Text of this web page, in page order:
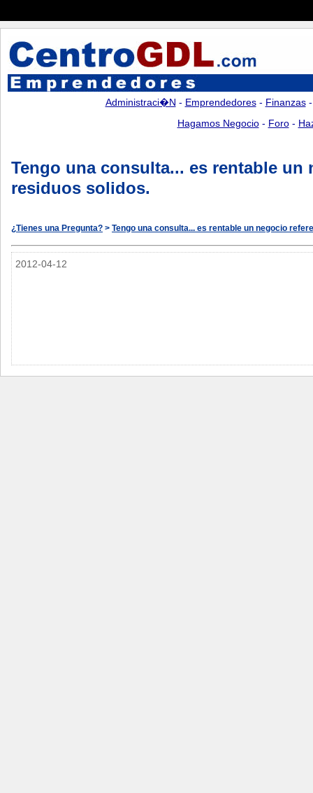
Administraci�n - Emprendedores- Finanzas
Hagamos Negocio- Foro-
Tengo una consulta... es rentable
residuos solidos.
¿Tienes una Pregunta? > Tengo una consulta... es rentable un negocio
2012-04-12